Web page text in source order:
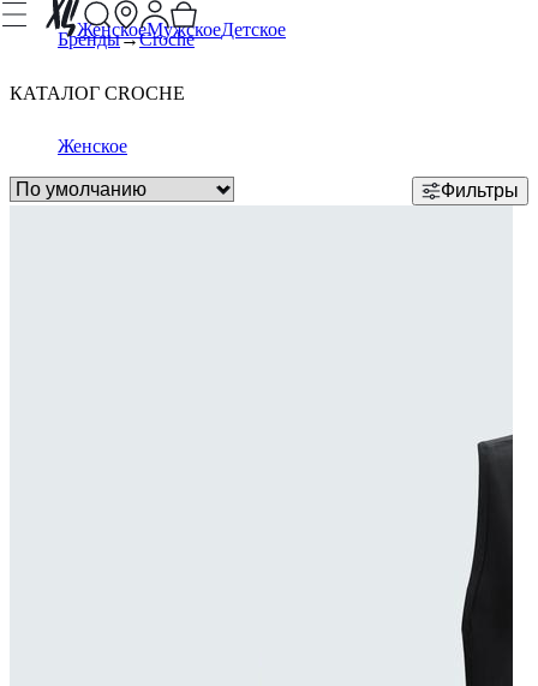
ЖенскоеМужскоеДетское
Бренды Croche
КАТАЛОГ CROCHE
Женское
Фильтры